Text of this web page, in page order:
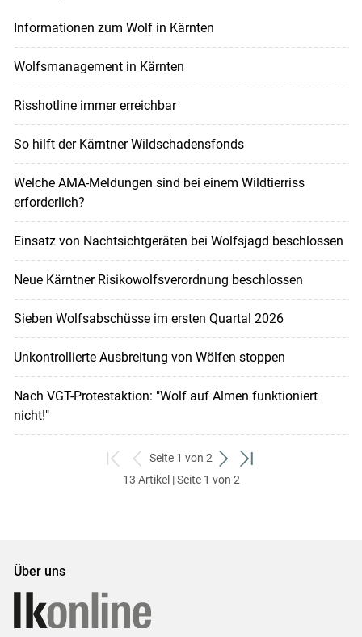
Informationen zum Wolf in Kärnten
Wolfsmanagement in Kärnten
Risshotline immer erreichbar
So hilft der Kärntner Wildschadensfonds
Welche AMA-Meldungen sind bei einem Wildtierriss
erforderlich?
Einsatz von Nachtsichtgeräten bei Wolfsjagd beschlossen
Neue Kärntner Risikowolfsverordnung beschlossen
Sieben Wolfsabschüsse im ersten Quartal 2026
Unkontrollierte Ausbreitung von Wölfen stoppen
Nach VGT-Protestaktion: "Wolf auf Almen funktioniert
nicht!"
zum
ersten
zurück
zum
Seite 1 von 2
weiter
zum
zum
13 Artikel | Seite 1 von 2
Über uns